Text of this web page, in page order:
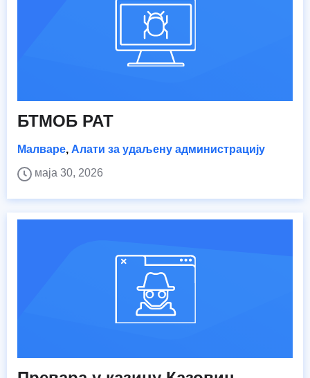
БТМОБ РАТ
Малваре, Алати за удаљену администрацију
маја 30, 2026